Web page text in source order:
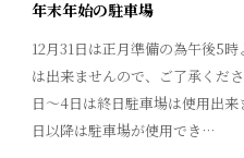
年末年始の駐車場
12月31日は正月準備の為午後5
は出来ませんので、ご了承くだ
日～4日は終日駐車場は使用出
日以降は駐車場が使用でき…